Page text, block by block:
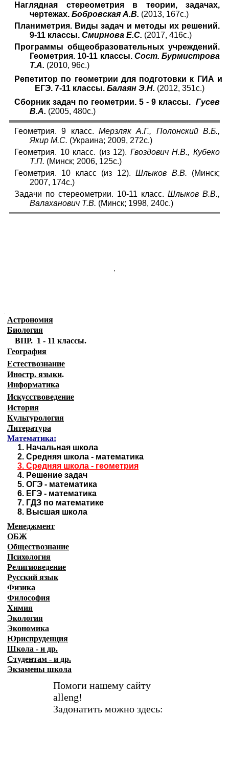
Наглядная стереометрия в теории, задачах,
чертежах. Бобровская А.В. (2013, 167с.)
Планиметрия. Виды задач и методы их решений.
9-11 классы. Смирнова Е.С. (2017, 416с.)
Программы общеобразовательных учреждений.
Геометрия. 10-11 классы. Сост. Бурмистрова
Т.А. (2010, 96с.)
Репетитор по геометрии для подготовки к ГИА и
ЕГЭ. 7-11 классы. Балаян Э.Н. (2012, 351с.)
Сборник задач по геометрии. 5 - 9 классы. Гусев
В.А. (2005, 480с.)
Геометрия. 9 класс. Мерзляк А.Г., Полонский В.Б.,
Якир М.С. (Украина; 2009, 272с.)
Геометрия. 10 класс. (из 12). Гвоздович Н.В., Кубеко
Т.П. (Минск; 2006, 125с.)
Геометрия. 10 класс (из 12).Шлыков В.В. (Минск;
2007, 174с.)
Задачи по стереометрии. 10-11 класс. Шлыков В.В.,
Валаханович Т.В. (Минск; 1998, 240с.)
.
Астрономия
Биология
ВПР. 1 - 11 классы.
География
Естествознание
Иностр. языки.
Информатика
Искусствоведение
История
Культурология
Литература
Математика:
1. Начальная школа
2. Средняя школа - математика
3. Средняя школа - геометрия
4. Решение задач
5. ОГЭ - математика
6. ЕГЭ - математика
7. ГДЗ по математике
8. Высшая школа
Менеджмент
ОБЖ
Обществознание
Психология
Религиоведение
Русский язык
Физика
Философия
Химия
Экология
Экономика
Юриспруденция
Школа - и др.
Студентам - и др.
Экзамены школа
Помоги нашему сайту
alleng!
Задонатить можно здесь: